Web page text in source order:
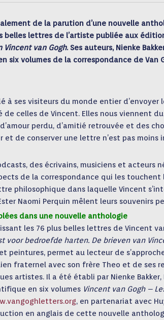
de la parution d’une nouvelle
belles lettres de l’artiste publiée aux
Vincent van Gogh. Ses auteurs, Nienke
six volumes de la correspondance de Van
à ses visiteurs du monde entier
celles de Vincent. Elles nous viennent
perdu, d’amitié retrouvée et des
et de conserver une lettre n’est pas
des écrivains, musiciens et acteurs
de la correspondance qui les touchent
philosophique dans laquelle Vincent
Naomi Perquin mêlent leurs souvenirs
dans une nouvelle anthologie
les 76 plus belles lettres de Vincent
voor bedroefde harten. De brieven van
peintures, permet au lecteur de
fraternel avec son frère Theo et de ses
artistes. Il a été établi par Nienke Bakker,
en six volumes Vincent van Gogh –
, en partenariat avec
en anglais de cette nouvelle